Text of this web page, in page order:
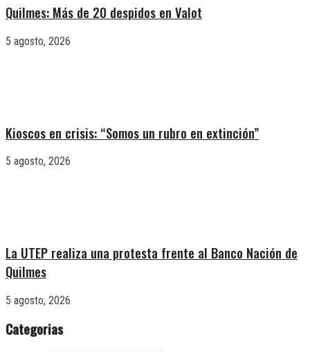
Quilmes: Más de 20 despidos en Valot
5 agosto, 2026
Kioscos en crisis: “Somos un rubro en extinción”
5 agosto, 2026
La UTEP realiza una protesta frente al Banco Nación de
Quilmes
5 agosto, 2026
Categorias